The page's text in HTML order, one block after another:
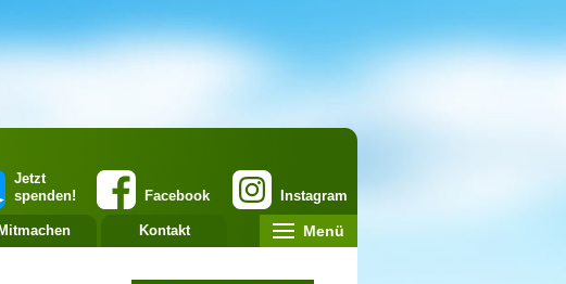
Instagram
Facebook
Jetzt
spenden!
Mitmachen Kontakt Menü